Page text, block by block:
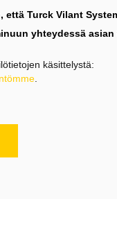
että Turck Vilant
yhteydessä asian
käsittelystä:
.